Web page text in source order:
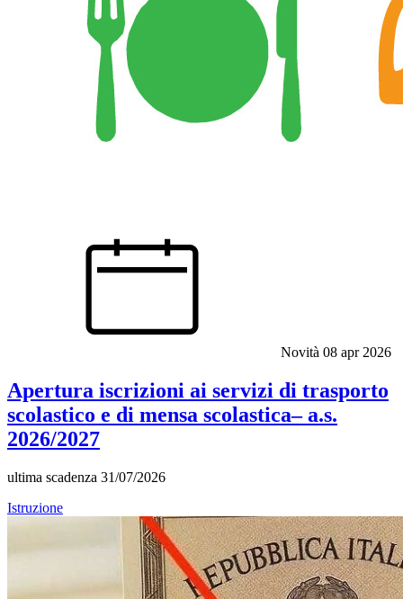
Novità 08 apr 2026
Apertura iscrizioni ai servizi di trasporto
scolastico e di mensa scolastica– a.s.
2026/2027
ultima scadenza 31/07/2026
Istruzione